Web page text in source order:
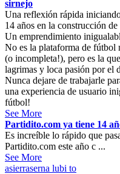
sirnejo
Una reflexión rápida
14 años en la construcción
Un emprendimiento
No es la plataforma de fútbol
(o incompleta!), pero es la
lagrimas y loca pasión por el
Nunca dejare de trabajarle
una experiencia de usuario
fútbol!
See More
Partidito.com ya tiene 14
Es increíble lo rápido que
Partidito.com este año c ...
See More
asierraserna lubi to